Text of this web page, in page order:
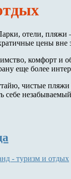
отели,
цены вне
комфорт и
еще более
чистые пляжи
- туризм и отдых